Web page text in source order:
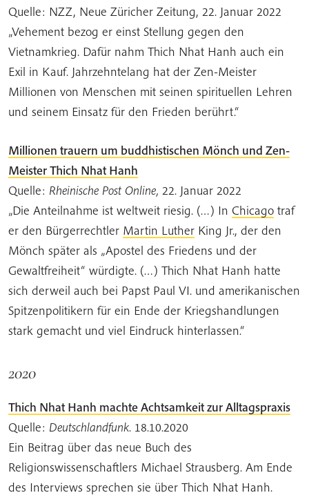
Quelle: NZZ, Neue Züricher Zeitung, 22. Januar 2022
„Vehement bezog er einst Stellung gegen den
Vietnamkrieg. Dafür nahm Thich Nhat Hanh auch ein
Exil in Kauf. Jahrzehntelang hat der Zen-Meister
Millionen von Menschen mit seinen spirituellen Lehren
und seinem Einsatz für den Frieden berührt.“
Millionen trauern um buddhistischen Mönch und Zen-
Meister Thich Nhat Hanh
Quelle: Rheinische Post Online, 22. Januar 2022
„Die Anteilnahme ist weltweit riesig. (…) In Chicago traf
er den Bürgerrechtler Martin Luther King Jr., der den
Mönch später als „Apostel des Friedens und der
Gewaltfreiheit“ würdigte. (…) Thich Nhat Hanh hatte
sich derweil auch bei Papst Paul VI. und amerikanischen
Spitzenpolitikern für ein Ende der Kriegshandlungen
stark gemacht und viel Eindruck hinterlassen.“
2020
Thich Nhat Hanh machte Achtsamkeit zur Alltagspraxis
Quelle: Deutschlandfunk. 18.10.2020
Ein Beitrag über das neue Buch des
Religionswissenschaftlers Michael Strausberg. Am Ende
des Interviews sprechen sie über Thich Nhat Hanh.